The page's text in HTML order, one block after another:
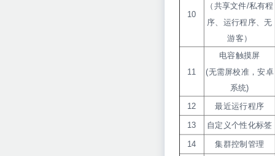
10
（共享文件/私有程
序、运行程序、无
游客）
11
电容触摸屏
(无需屏校准，安卓
系统)
12
最近运行程序
13 自定义个性化标签
14 集群控制管理